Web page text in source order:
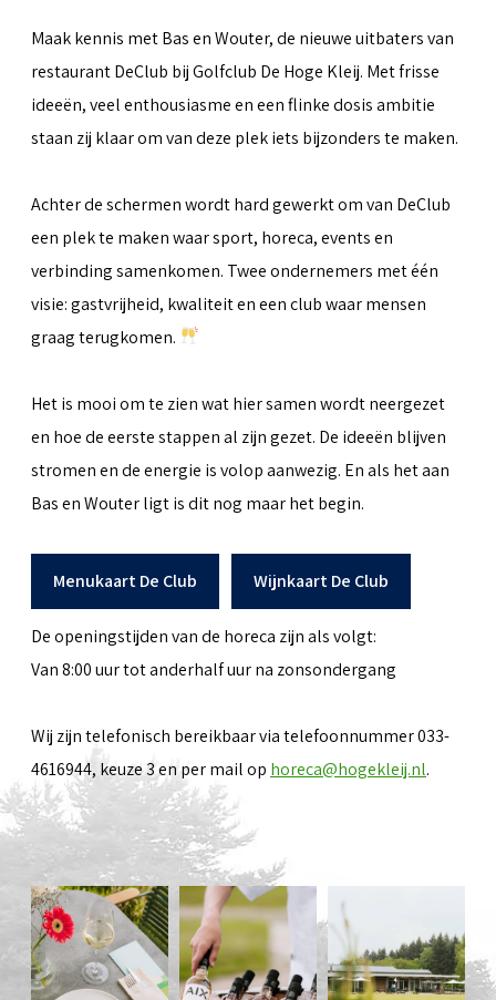
Maak kennis met Bas en Wouter, de nieuwe uitbaters van
restaurant DeClub bij Golfclub De Hoge Kleij. Met frisse
ideeën, veel enthousiasme en een flinke dosis ambitie
staan zij klaar om van deze plek iets bijzonders te maken.
Achter de schermen wordt hard gewerkt om van DeClub
een plek te maken waar sport, horeca, events en
verbinding samenkomen. Twee ondernemers met één
visie: gastvrijheid, kwaliteit en een club waar mensen
graag terugkomen.
Het is mooi om te zien wat hier samen wordt neergezet
en hoe de eerste stappen al zijn gezet. De ideeën blijven
stromen en de energie is volop aanwezig. En als het aan
Bas en Wouter ligt is dit nog maar het begin.
Menukaart De Club Wijnkaart De Club
De openingstijden van de horeca zijn als volgt:
Van 8:00 uur tot anderhalf uur na zonsondergang
Wij zijn telefonisch bereikbaar via telefoonnummer 033-
4616944, keuze 3 en per mail op horeca@hogekleij.nl.